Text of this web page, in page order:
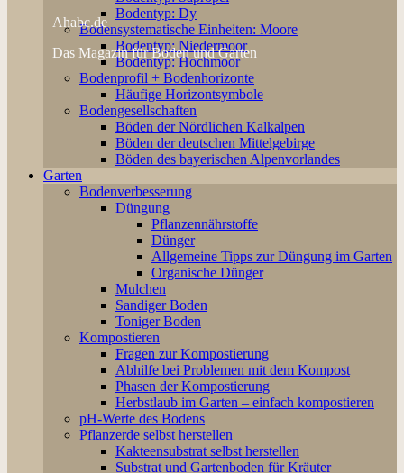
Bodentyp: Dy
Bodensystematische Einheiten: Moore
Bodentyp: Niedermoor
Bodentyp: Hochmoor
Bodenprofil + Bodenhorizonte
Häufige Horizontsymbole
Bodengesellschaften
Böden der Nördlichen Kalkalpen
Böden der deutschen Mittelgebirge
Böden des bayerischen Alpenvorlandes
Garten
Bodenverbesserung
Düngung
Pflanzennährstoffe
Dünger
Allgemeine Tipps zur Düngung im Garten
Organische Dünger
Mulchen
Sandiger Boden
Toniger Boden
Kompostieren
Fragen zur Kompostierung
Abhilfe bei Problemen mit dem Kompost
Phasen der Kompostierung
Herbstlaub im Garten – einfach kompostieren
pH-Werte des Bodens
Pflanzerde selbst herstellen
Kakteensubstrat selbst herstellen
Substrat und Gartenboden für Kräuter
Ahabc.de
Das Magazin für Boden und Garten